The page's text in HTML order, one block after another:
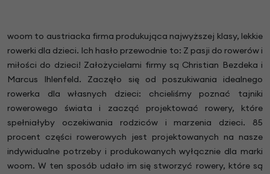
woom to austriacka firma produkująca najwyższej klasy, lekkie
rowerki dla dzieci. Ich hasło przewodnie to: Z pasji do rowerów i
miłości do dzieci! Założycielami firmy są Christian Bezdeka i
Marcus Ihlenfeld. Zaczęło się od poszukiwania idealnego
rowerka dla własnych dzieci: chcieliśmy poznać tajniki
rowerowego świata i zacząć projektować rowery, które
spełniałyby oczekiwania rodziców i marzenia dzieci. 85
procent części rowerowych jest projektowanych na nasze
indywidualne potrzeby i produkowanych wyłącznie dla marki
woom. W ten sposób udało im się stworzyć rowery, które są